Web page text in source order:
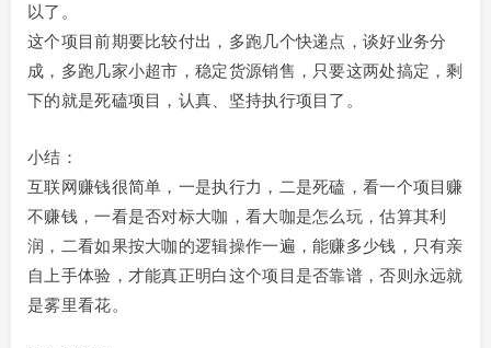
以了。
这个项目前期要比较付出，多跑几个快递点，谈好业务分
成，多跑几家小超市，稳定货源销售，只要这两处搞定，剩
下的就是死磕项目，认真、坚持执行项目了。
小结：
互联网赚钱很简单，一是执行力，二是死磕，看一个项目赚
不赚钱，一看是否对标大咖，看大咖是怎么玩，估算其利
润，二看如果按大咖的逻辑操作一遍，能赚多少钱，只有亲
自上手体验，才能真正明白这个项目是否靠谱，否则永远就
是雾里看花。